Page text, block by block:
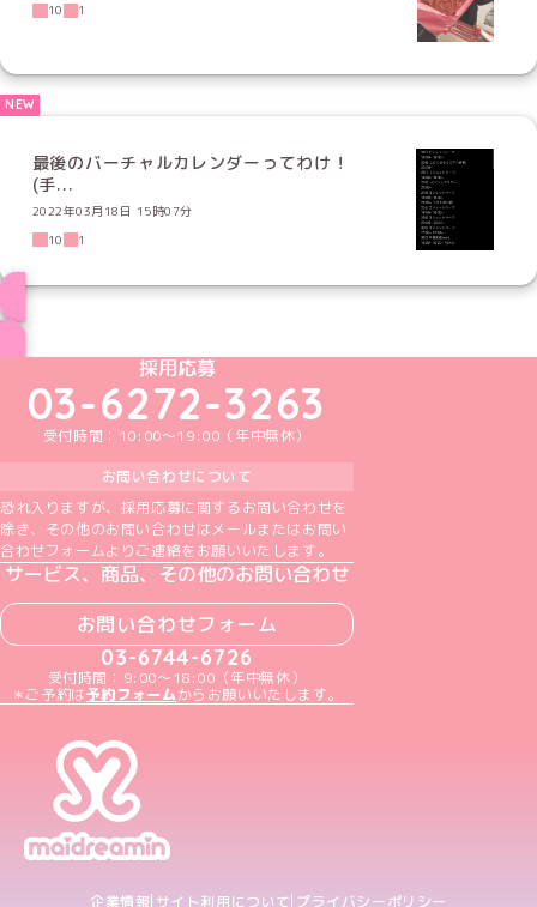
10
1
最後のバーチャルカレンダーってわけ！
(手...
2022年03月18日 15時07分
10
1
めいどりーみんTikTok公式アカウント
めいどりーみんX公式アカウント
めいどりーみんInstagram公式アカウント
めいどりーみんFacebook公式アカウン
めいどりーみんYouTube公式アカ
採用応募
03-6272-3263
受付時間：10:00～19:00（年中無休）
お問い合わせについて
恐れ入りますが、採用応募に関するお問い合わせを
除き、その他のお問い合わせはメールまたはお問い
合わせフォームよりご連絡をお願いいたします。
サービス、商品、その他のお問い合わせ
お問い合わせフォーム
03-6744-6726
受付時間：9:00～18:00（年中無休）
＊ご予約は予約フォームからお願いいたします。
企業情報 サイト利用について プライバシーポリシー